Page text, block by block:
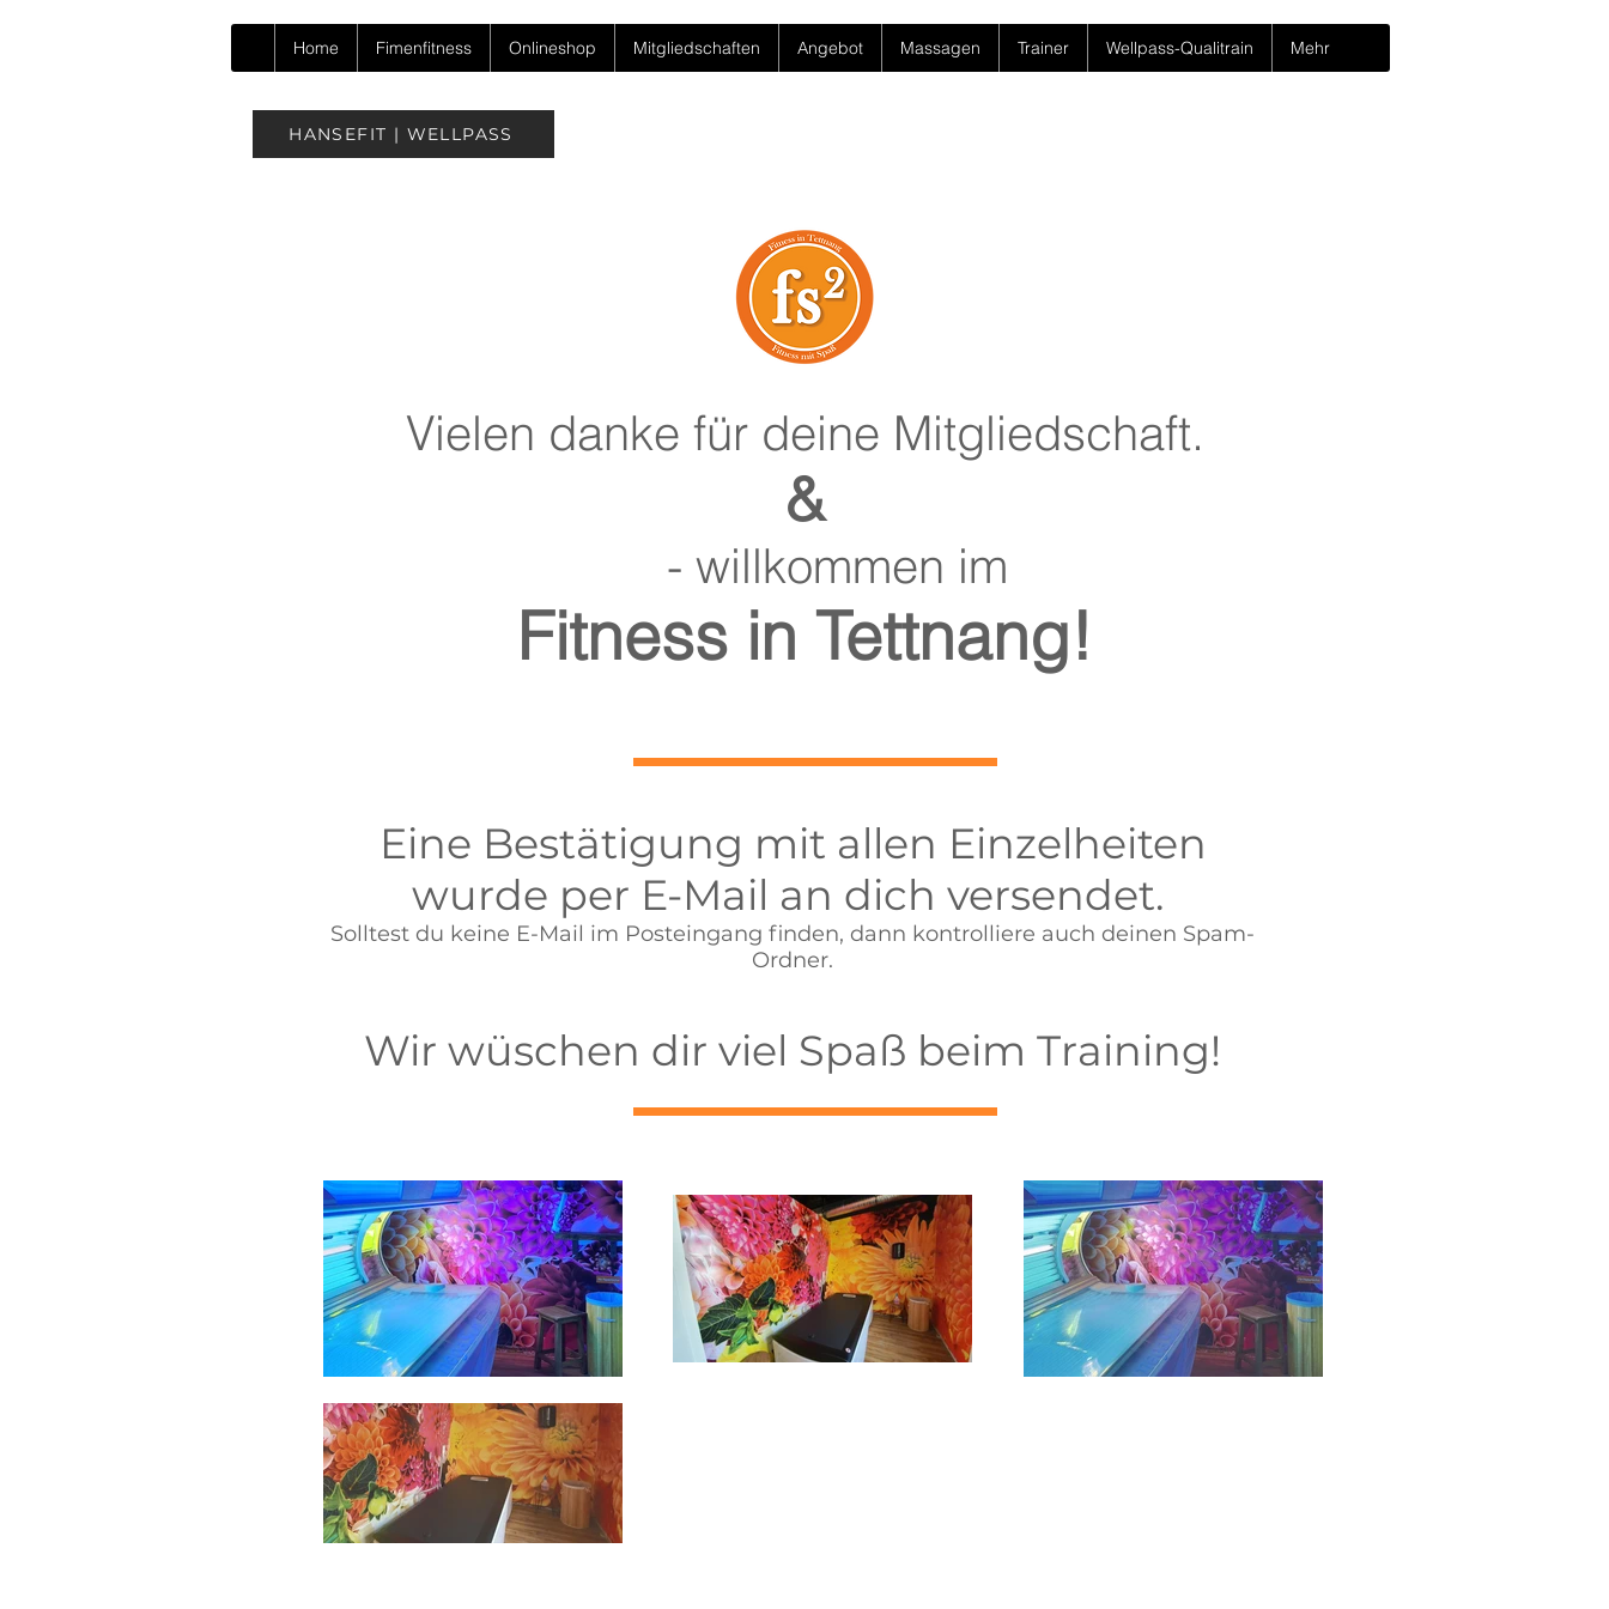
Home Fimenfitness Onlineshop Mitgliedschaften Angebot Massagen Trainer Wellpass-Qualitrain Mehr
HANSEFIT | WELLPASS
Vielen danke für deine Mitgliedschaft.
&
- willkommen im
Fitness in Tettnang!
Eine Bestätigung mit allen Einzelheiten
wurde per E-Mail an dich versendet.
Solltest du keine E-Mail im Posteingang finden, dann kontrolliere auch deinen Spam-
Ordner.
Wir wüschen dir viel Spaß beim Training!